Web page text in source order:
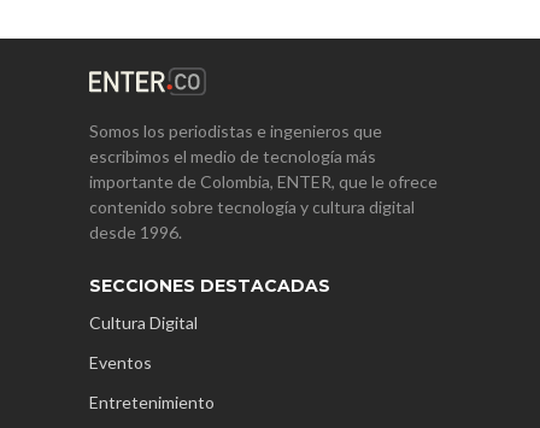
Somos los periodistas e ingenieros que
escribimos el medio de tecnología más
importante de Colombia, ENTER, que le ofrece
contenido sobre tecnología y cultura digital
desde 1996.
SECCIONES DESTACADAS
Cultura Digital
Eventos
Entretenimiento